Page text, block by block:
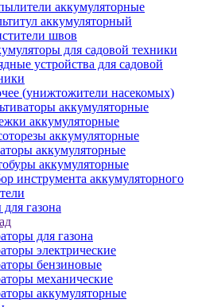
аккумуляторные
аккумуляторный
швов
для садовой техники
устройства для садовой
(унижтожители насекомых)
аккумуляторные
аккумуляторные
аккумуляторные
аккумуляторные
аккумуляторные
инструмента аккумуляторного
газона
для газона
электрические
бензиновые
механические
аккумуляторные